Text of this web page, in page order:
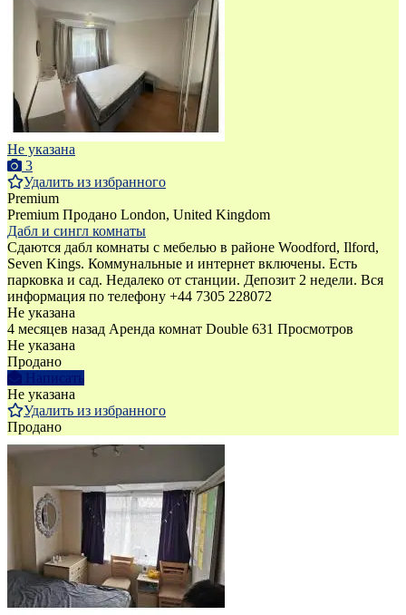
Не указана
3
Удалить из избранного
Premium
Premium Продано London, United Kingdom
Дабл и сингл комнаты
Сдаются дабл комнаты с мебелью в районе Woodford, Ilford,
Seven Kings. Коммунальные и интернет включены. Есть
парковка и сад. Недалеко от станции. Депозит 2 недели. Вся
информация по телефону +44 7305 228072
Не указана
4 месяцев назад Аренда комнат Double 631 Просмотров
Не указана
Продано
Написать
Не указана
Удалить из избранного
Продано